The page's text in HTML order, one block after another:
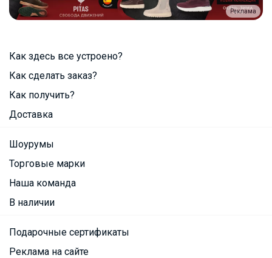
Реклама
Как здесь все устроено?
Как сделать заказ?
Как получить?
Доставка
Шоурумы
Торговые марки
Наша команда
В наличии
Подарочные сертификаты
Реклама на сайте